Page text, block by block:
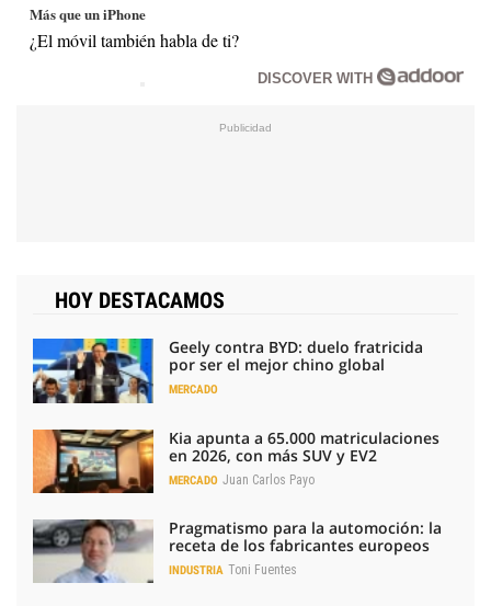
Más que un iPhone
¿El móvil también habla de ti?
DISCOVER WITH
HOY DESTACAMOS
Geely contra BYD: duelo fratricida
por ser el mejor chino global
MERCADO
Kia apunta a 65.000 matriculaciones
en 2026, con más SUV y EV2
MERCADO Juan Carlos Payo
Pragmatismo para la automoción: la
receta de los fabricantes europeos
INDUSTRIA Toni Fuentes